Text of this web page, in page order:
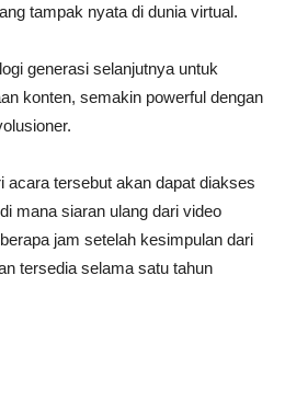
tampak nyata di dunia virtual.
generasi selanjutnya untuk
konten, semakin powerful dengan
acara tersebut akan dapat diakses
di mana siaran ulang dari video
jam setelah kesimpulan dari
tersedia selama satu tahun